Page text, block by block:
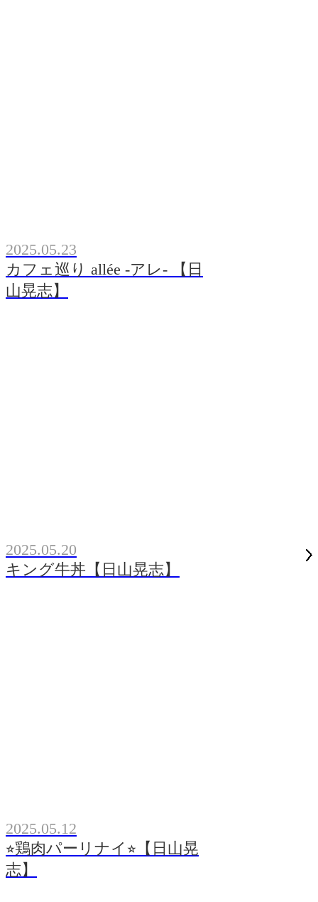
2025.05.23
カフェ巡り allée -アレ- 【日
山晃志】
2025.05.20
キング牛丼【日山晃志】
2025.05.12
⭐︎鶏肉パーリナイ⭐︎【日山晃
志】